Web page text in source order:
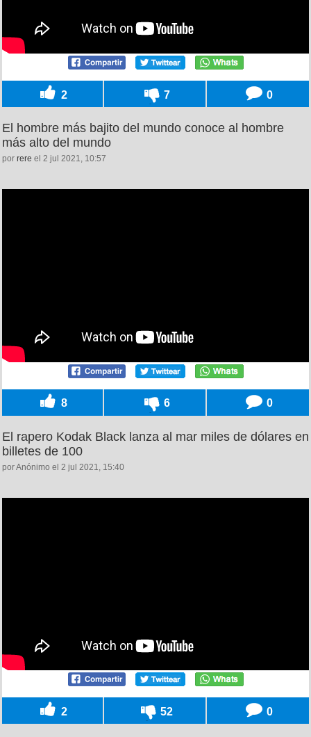
2 7 0
El hombre más bajito del mundo conoce al hombre
más alto del mundo
por rere el 2 jul 2021, 10:57
8 6 0
El rapero Kodak Black lanza al mar miles de dólares en
billetes de 100
por Anónimo el 2 jul 2021, 15:40
2 52 0